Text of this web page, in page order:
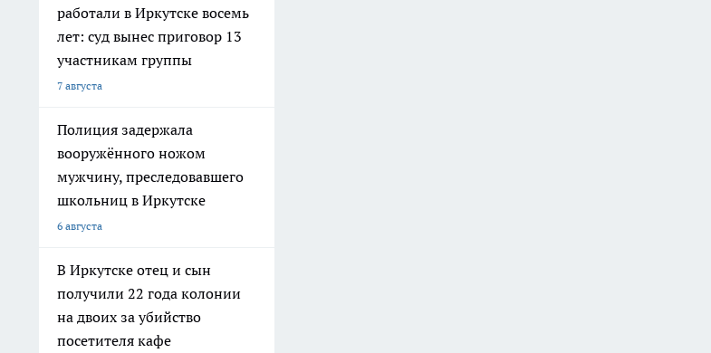
работали в Иркутске восемь
лет: суд вынес приговор 13
участникам группы
7 августа
Полиция задержала
вооружённого ножом
мужчину, преследовавшего
школьниц в Иркутске
6 августа
В Иркутске отец и сын
получили 22 года колонии
на двоих за убийство
посетителя кафе